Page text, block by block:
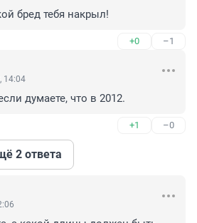
бред тебя накрыл!
+0 –1
14:04
думаете, что в 2012.
+1 –0
2 ответа